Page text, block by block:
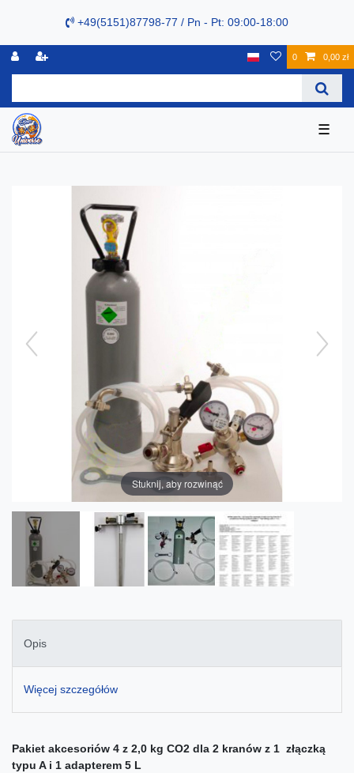
+49(5151)87798-77 / Pn - Pt: 09:00-18:00
0 0,00 zł
☰
Stuknij, aby rozwinąć
Opis
Więcej szczegółów
Pakiet akcesoriów 4 z 2,0 kg CO2 dla 2 kranów z 1 złączką
typu A i 1 adapterem 5 L